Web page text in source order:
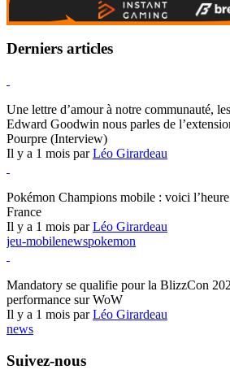
Derniers articles
Une lettre d’amour à notre communauté,
Edward Goodwin nous parles de
Pourpre (Interview)
Il y a 1 mois parLéo Girardeau
Pokémon Champions mobile : voici
France
Il y a 1 mois parLéo Girardeau
jeu-mobilenewspokemon
Mandatory se qualifie pour la BlizzCon
performance sur WoW
Il y a 1 mois parLéo Girardeau
news
Suivez-nous